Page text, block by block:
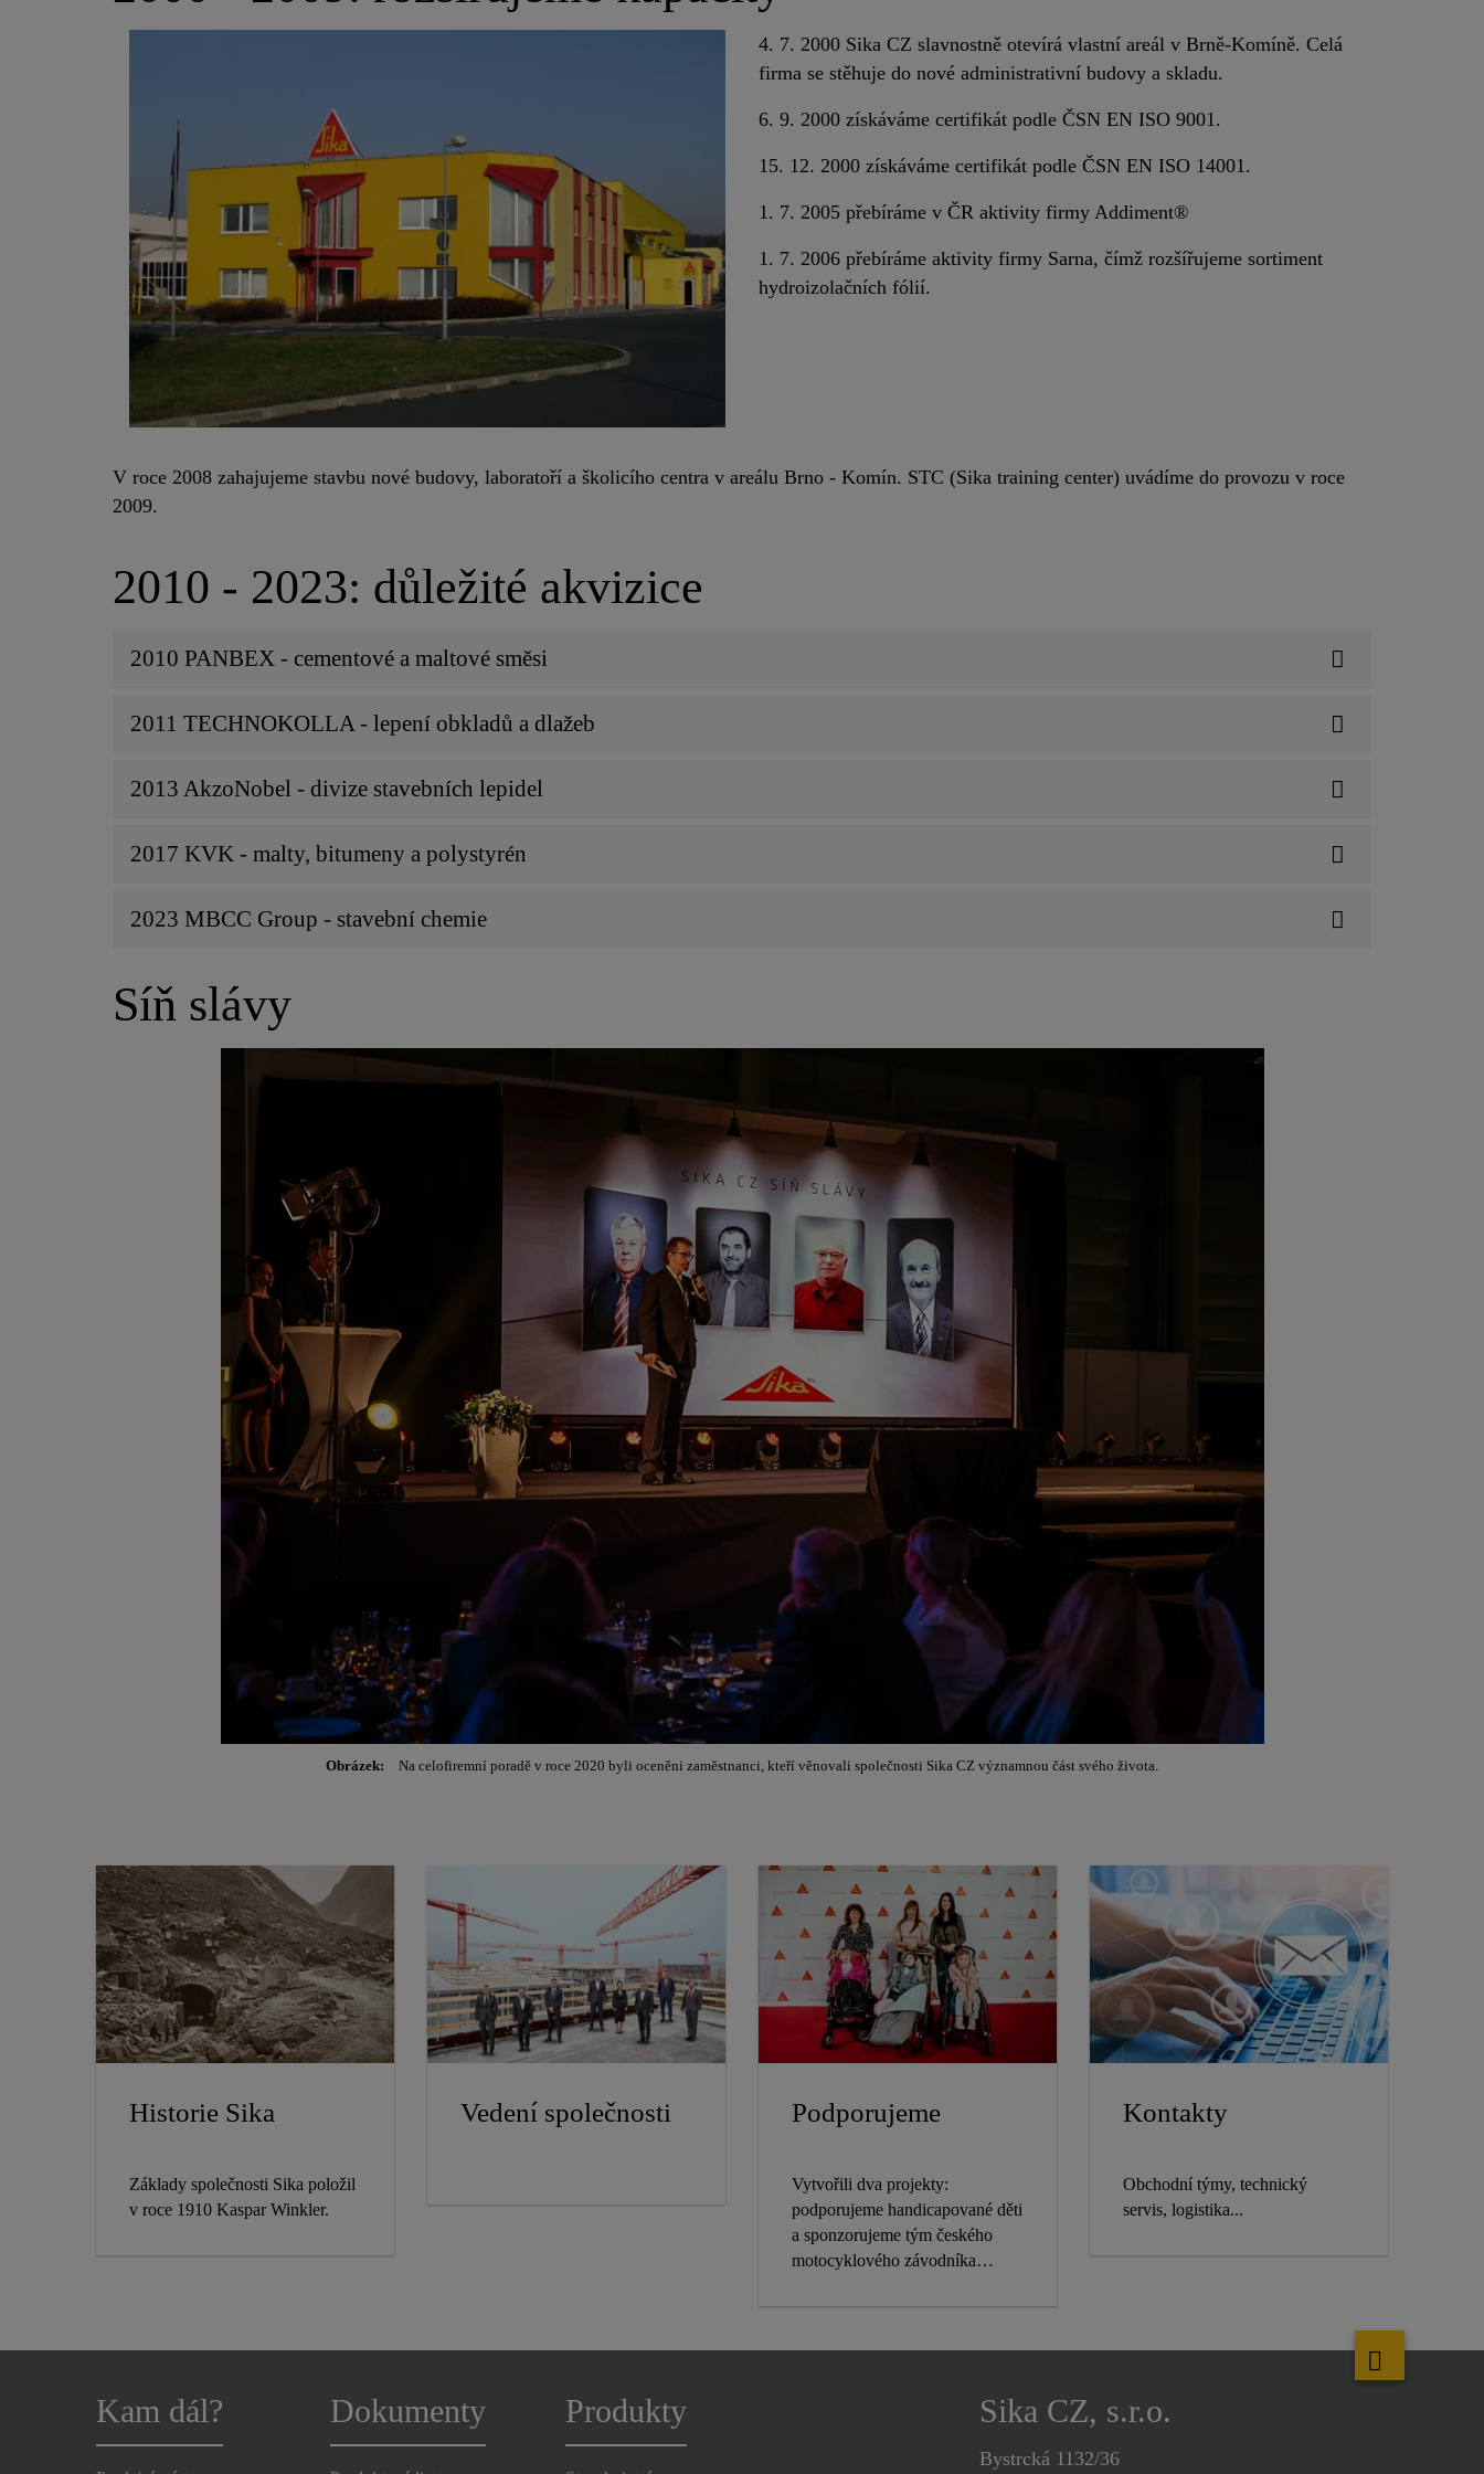
4. 7. 2000 Sika CZ slavnostně otevírá vlastní areál v Brně-Komíně. Celá
firma se stěhuje do nové administrativní budovy a skladu.
6. 9. 2000 získáváme certifikát podle ČSN EN ISO 9001.
15. 12. 2000 získáváme certifikát podle ČSN EN ISO 14001.
1. 7. 2005 přebíráme v ČR aktivity firmy Addiment®
1. 7. 2006 přebíráme aktivity firmy Sarna, čímž rozšířujeme sortiment
hydroizolačních fólií.
V roce 2008 zahajujeme stavbu nové budovy, laboratoří a školicího centra v areálu Brno - Komín. STC (Sika training center) uvádíme do provozu v roce
2009.
2010 - 2023: důležité akvizice
2010 PANBEX - cementové a maltové směsi
2011 TECHNOKOLLA - lepení obkladů a dlažeb
2013 AkzoNobel - divize stavebních lepidel
2017 KVK - malty, bitumeny a polystyrén
2023 MBCC Group - stavební chemie
Síň slávy
Obrázek: Na celofiremní poradě v roce 2020 byli oceněni zaměstnanci, kteří věnovali společnosti Sika CZ významnou část svého života.
Historie Sika
Základy společnosti Sika položil
v roce 1910 Kaspar Winkler.
Vedení společnosti Podporujeme
Vytvořili dva projekty:
podporujeme handicapované děti
a sponzorujeme tým českého
motocyklového závodníka
Kontakty
Obchodní týmy, technický
servis, logistika...
Kam dál? Dokumenty Produkty Sika CZ, s.r.o.
Bystrcká 1132/36